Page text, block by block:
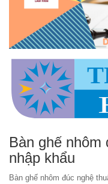
Bàn ghế
nhập khẩu
Bàn ghế nhôm đúc nghệ